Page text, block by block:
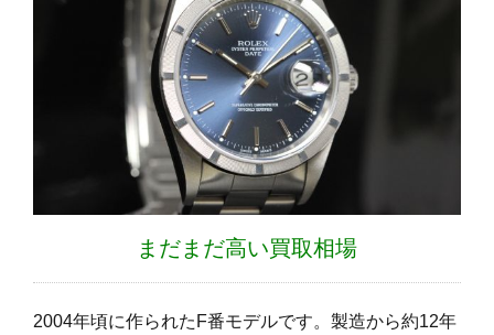
まだまだ高い買取相場
2004年頃に作られたF番モデルです。製造から約12年